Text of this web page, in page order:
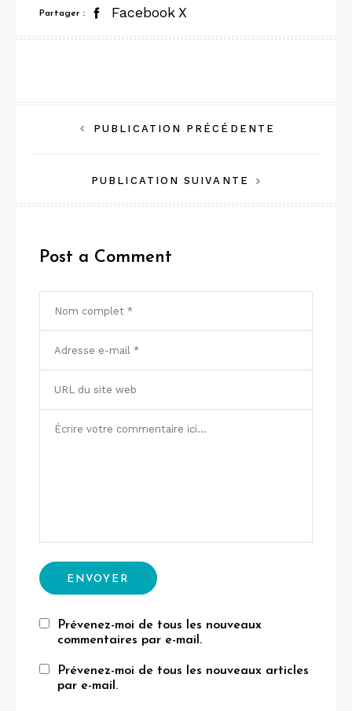
Partager : FacebookX
Navigation
de
l’article
PUBLICATION PRÉCÉDENTE
PUBLICATION SUIVANTE
Post a Comment
Prévenez-moi de tous les nouveaux
commentaires par e-mail.
Prévenez-moi de tous les nouveaux articles
par e-mail.